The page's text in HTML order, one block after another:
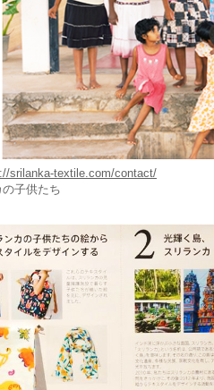
srilanka-textile.com/contact/
子供たち